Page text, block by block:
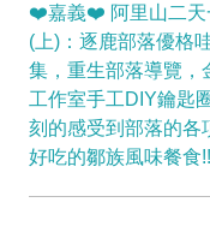
❤️嘉義❤️ 阿里山二天
(上)：逐鹿部落優格
集，重生部落導覽，
工作室手工DIY鑰匙
刻的感受到部落的各
好吃的鄒族風味餐食!!